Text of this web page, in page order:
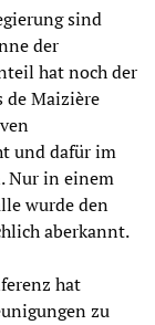
sind
der
hat noch der
de Maizière
und dafür im
Nur in einem
wurde den
aberkannt.
hat
zu